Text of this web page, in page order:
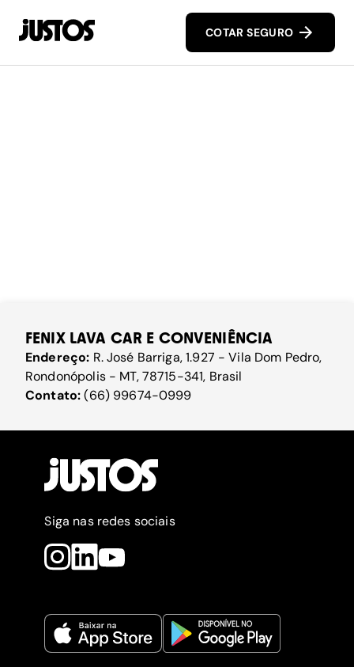
COTAR SEGURO
FENIX LAVA CAR E CONVENIÊNCIA
Endereço: R. José Barriga, 1.927 - Vila Dom Pedro,
Rondonópolis - MT, 78715-341, Brasil
Contato:(66) 99674-0999
Siga nas redes sociais